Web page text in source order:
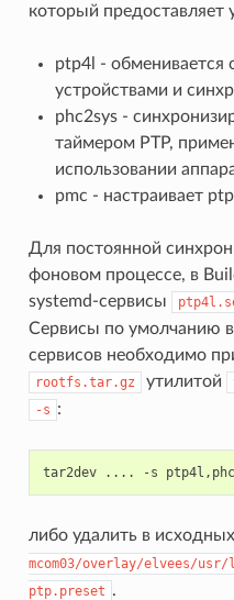
который предоставляет
ptp4l - обменивается
устройствами и
phc2sys -
таймером PTP,
использовании
pmc - настраивает
Для постоянной
фоновом процессе, в
systemd-сервисы
Сервисы по умолчанию
сервисов необходимо
rootfs.tar.gz утилитой
-s :
либо удалить в
mcom03/overlay/elvees/
ptp.preset .